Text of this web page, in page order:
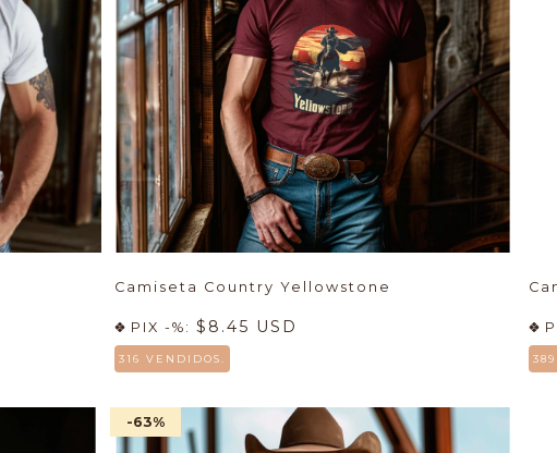
Camiseta Country Yellowstone
PIX -%: $8.45 USD
316 VENDIDOS.
-63%